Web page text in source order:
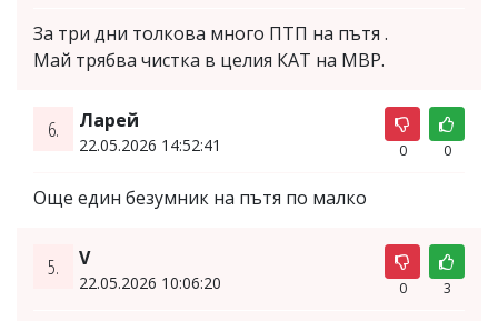
За три дни толкова много ПТП на пътя .
Май трябва чистка в целия КАТ на МВР.
6. Ларей
22.05.2026 14:52:41 0 0
Още един безумник на пътя по малко
5. V
22.05.2026 10:06:20 0 3